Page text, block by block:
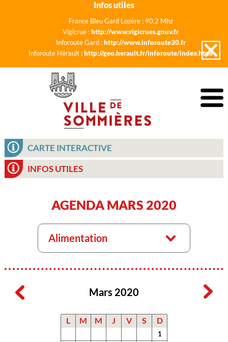
Infos utiles
France Bleu Gard Lozère : 90.2 Mhz
Vigicrue :http://www.vigicrues.gouv.fr
Inforoute Gard :http://www.inforoute30.fr
Inforoute Hérault :http://geo.herault.fr/inforoute/index.html
CARTE INTERACTIVE
INFOS UTILES
AGENDA MARS 2020
Alimentation
Mars 2020
L M M J V S D
1